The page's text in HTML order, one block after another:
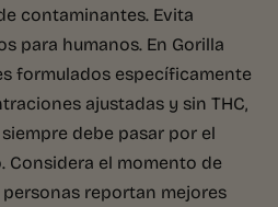
contaminantes. Evita
para humanos. En Gorilla
formulados específicamente
ajustadas y sin THC,
debe pasar por el
el momento de
reportan mejores